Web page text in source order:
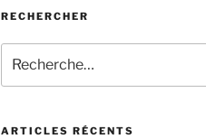
RECHERCHER
pour
:
ARTICLES RÉCENTS